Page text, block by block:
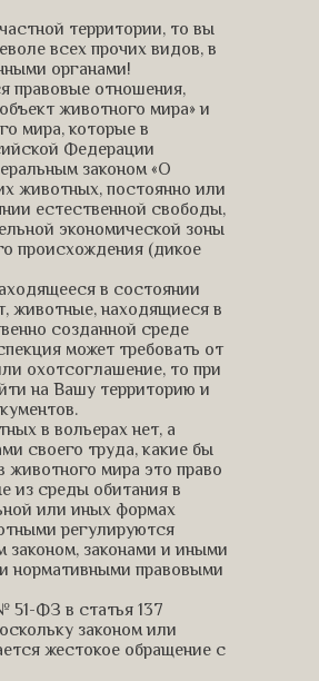
территории, то вы
всех прочих видов, в
органами!
правовые отношения,
животного мира» и
мира, которые в
Федерации
законом «О
животных, постоянно или
естественной свободы,
экономической зоны
происхождения (дикое
в состоянии
животные, находящиеся в
созданной среде
может требовать от
охотсоглашение, то при
на Вашу территорию и
в вольерах нет, а
своего труда, какие бы
животного мира это право
из среды обитания в
или иных формах
регулируются
законами и иными
нормативными правовыми
51-ФЗ в статья 137
законом или
жестокое обращение с